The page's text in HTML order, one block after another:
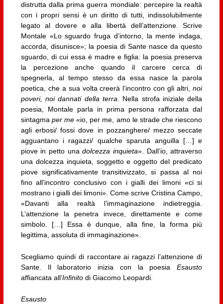
distrutta dalla prima guerra mondiale: percepire la realtà
con i propri sensi è un diritto di tutti, indissolubilmente
legato al dovere e alla libertà dell’attenzione. Scrive
Montale «Lo sguardo fruga d’intorno, la mente indaga,
accorda, disunisce»; la poesia di Sante nasce da questo
sguardo, di cui essa è madre e figlia: la poesia preserva
la percezione anche quando il carcere cerca di
spegnerla, al tempo stesso da essa nasce la parola
poetica, che a sua volta creerà l’incontro con gli altri,noi
poveri, noi dannati della terra. Nella strofa iniziale della
poesia, Montale parla in prima persona rafforzata dal
sintagma per me «io, per me, amo le strade che riescono
agli erbosi/ fossi dove in pozzanghere/ mezzo seccate
agguantano i ragazzi/ qualche sparuta anguilla […] e
piove in petto unadolcezza inquieta». Dall’io, attraverso
una dolcezza inquieta, soggetto e oggetto del predicato
piove significativamente transitivizzato, si passa al noi
fino all’incontro conclusivo con i gialli dei limoni «ci si
mostrano i gialli dei limoni». Come scrive Cristina Campo,
«Davanti alla realtà l’immaginazione indietreggia.
L’attenzione la penetra invece, direttamente e come
simbolo. […] Essa è dunque, alla fine, la forma più
legittima, assoluta di immaginazione».
Scegliamo quindi di raccontare ai ragazzi l’attenzione di
Sante. Il laboratorio inizia con la poesiaEsausto
affiancata all’Infinitodi Giacomo Leopardi.
Esausto